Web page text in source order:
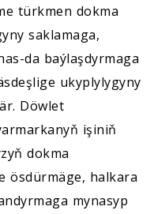
türkmen dokma
saklamaga,
da baýlaşdyrmaga
ukyplylygyny
Döwlet
işiniň
dokma
ösdürmäge, halkara
mynasyp